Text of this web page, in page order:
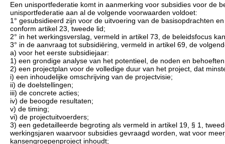
Een unisportfederatie komt in aanmerking voor subsidies voor de
unisportfederatie aan al de volgende voorwaarden voldoet:
1° gesubsidieerd zijn voor de uitvoering van de basisopdrachten
conform artikel 23, tweede lid;
2° in het werkingsverslag, vermeld in artikel 73, de beleidsfocus
3° in de aanvraag tot subsidiëring, vermeld in artikel 69, de
a) voor het eerste subsidiejaar:
1) een grondige analyse van het potentieel, de noden en
2) een projectplan voor de volledige duur van het project, dat
i) een inhoudelijke omschrijving van de projectvisie;
ii) de doelstellingen;
iii) de concrete acties;
iv) de beoogde resultaten;
v) de timing;
vi) de projectuitvoerders;
3) een gedetailleerde begroting als vermeld in artikel 19, § 1,
werkingsjaren waarvoor subsidies gevraagd worden, wat voor
kansengroepenproject inhoudt;